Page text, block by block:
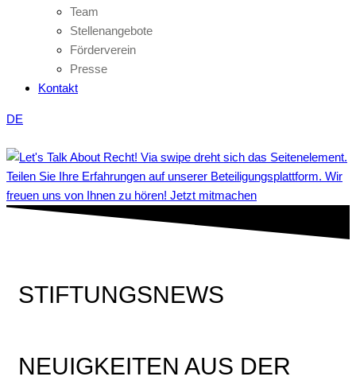
Team
Stellenangebote
Förderverein
Presse
Kontakt
DE
Teilen Sie Ihre Erfahrungen auf unserer Beteiligungsplattform. Wir
freuen uns von Ihnen zu hören! Jetzt mitmachen
STIFTUNGSNEWS
NEUIGKEITEN AUS DER